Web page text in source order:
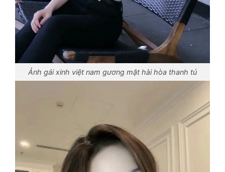
Ảnh gái xinh việt nam gương mặt hài hòa thanh tú